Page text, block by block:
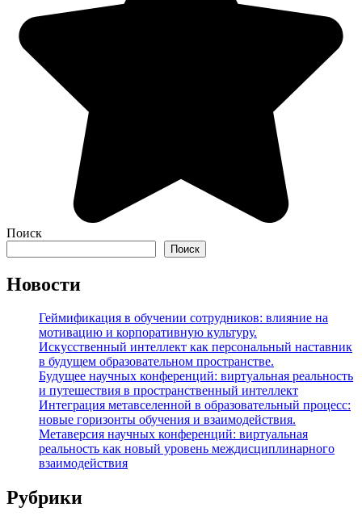
Поиск
Поиск
Новости
Геймификация в обучении сотрудников: влияние на
мотивацию и корпоративную культуру.
Искусственный интеллект как персональный наставник
в будущем образовательном пространстве.
Будущее научных конференций: виртуальная реальность
и путешествия в пространственный интеллект
Интеграция метавселенной в образовательный процесс:
новые горизонты обучения и взаимодействия.
Метаверсия научных конференций: виртуальная
реальность как новый уровень междисциплинарного
взаимодействия
Рубрики